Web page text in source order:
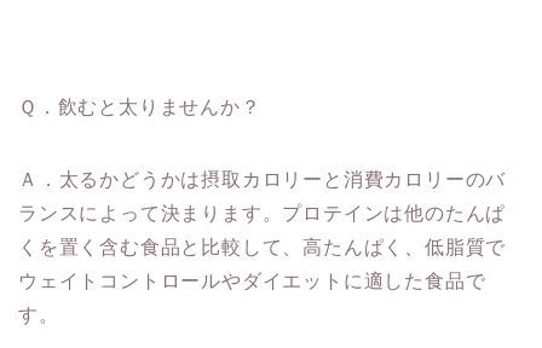
Ｑ．飲むと太りませんか？
Ａ．太るかどうかは摂取カロリーと消費カロリーのバ
ランスによって決まります。プロテインは他のたんぱ
くを置く含む食品と比較して、高たんぱく、低脂質で
ウェイトコントロールやダイエットに適した食品で
す。